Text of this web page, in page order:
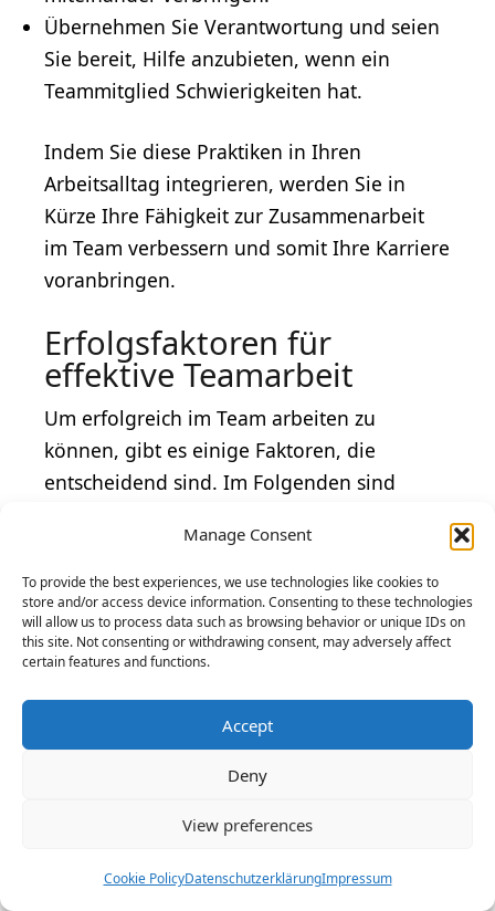
Manage Consent
To provide the best experiences, we use technologies like cookies to
store and/or access device information. Consenting to these technologies
will allow us to process data such as browsing behavior or unique IDs on
this site. Not consenting or withdrawing consent, may adversely affect
certain features and functions.
Accept
Deny
View preferences
Cookie PolicyDatenschutzerklärungImpressum
Übernehmen Sie Verantwortung und seien
Sie bereit, Hilfe anzubieten, wenn ein
Teammitglied Schwierigkeiten hat.
Indem Sie diese Praktiken in Ihren
Arbeitsalltag integrieren, werden Sie in
Kürze Ihre Fähigkeit zur Zusammenarbeit
im Team verbessern und somit Ihre Karriere
voranbringen.
Erfolgsfaktoren für
effektive Teamarbeit
Um erfolgreich im Team arbeiten zu
können, gibt es einige Faktoren, die
entscheidend sind. Im Folgenden sind
Erfolgsfaktor Beschreibung
Ein hohes Maß an
dazu bei, dass
Konflikte vermieden
Zusammenarbeit
gestärkt werden.